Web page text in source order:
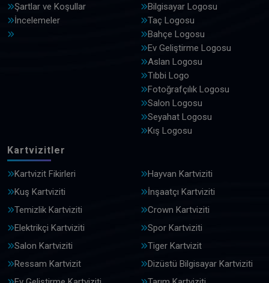
Şartlar ve Koşullar
İncelemeler
Bilgisayar Logosu
Taç Logosu
Bahçe Logosu
Ev Geliştirme Logosu
Aslan Logosu
Tıbbi Logo
Fotoğrafçılık Logosu
Salon Logosu
Seyahat Logosu
Kış Logosu
Kartvizitler
Kartvizit Fikirleri
Hayvan Kartviziti
Kuş Kartviziti
İnşaatçı Kartviziti
Temizlik Kartviziti
Crown Kartviziti
Elektrikçi Kartviziti
Spor Kartviziti
Salon Kartviziti
Tiger Kartvizit
Ressam Kartvizit
Dizüstü Bilgisayar Kartviziti